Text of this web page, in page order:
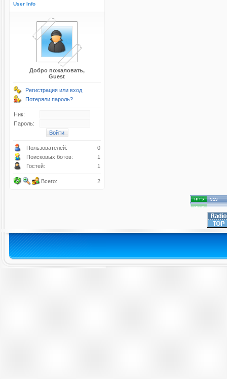
User Info
Добро пожаловать,
Guest
Регистрация или вход
Потеряли пароль?
Ник:
Пароль:
Пользователей:
0
Поисковых ботов:
1
Гостей:
1
Всего: 2